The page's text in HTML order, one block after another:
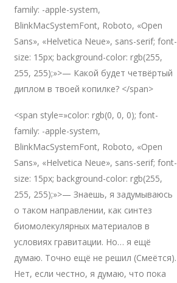
family: -apple-system,
BlinkMacSystemFont, Roboto, «Open
Sans», «Helvetica Neue», sans-serif; font-
size: 15px; background-color: rgb(255,
255, 255);»>— Какой будет четвёртый
диплом в твоей копилке? </span>
<span style=»color: rgb(0, 0, 0); font-
family: -apple-system,
BlinkMacSystemFont, Roboto, «Open
Sans», «Helvetica Neue», sans-serif; font-
size: 15px; background-color: rgb(255,
255, 255);»>— Знаешь, я задумываюсь
о таком направлении, как синтез
биомолекулярных материалов в
условиях гравитации. Но… я ещё
думаю. Точно ещё не решил (Смеётся).
Нет, если честно, я думаю, что пока